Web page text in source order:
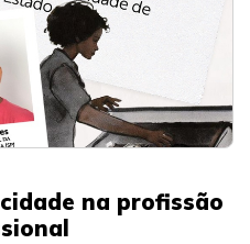
na profissão